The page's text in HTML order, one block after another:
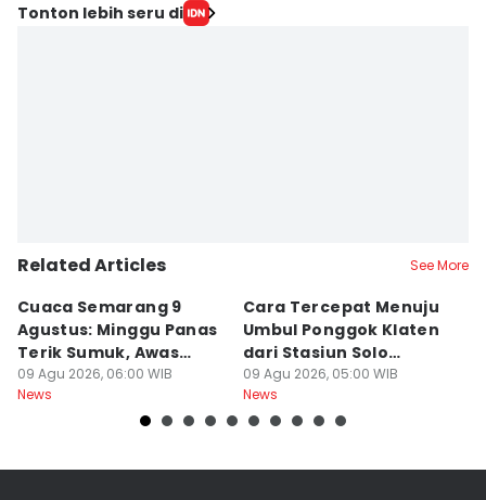
Tonton lebih seru di
Related Articles See More
Cuaca Semarang 9
Agustus: Minggu Panas
Terik Sumuk, Awas
Malam Dingin Bediding!
09 Agu 2026, 06:00 WIB
News
Cara Tercepat Menuju
Umbul Ponggok Klaten
dari Stasiun Solo
Balapan di Surakarta
09 Agu 2026, 05:00 WIB
News